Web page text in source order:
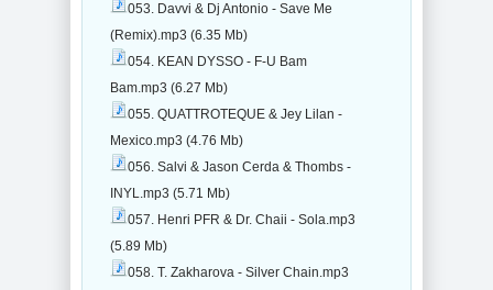
053. Davvi & Dj Antonio - Save Me
(Remix).mp3 (6.35 Mb)
054. KEAN DYSSO - F-U Bam
Bam.mp3 (6.27 Mb)
055. QUATTROTEQUE & Jey Lilan -
Mexico.mp3 (4.76 Mb)
056. Salvi & Jason Cerda & Thombs -
INYL.mp3 (5.71 Mb)
057. Henri PFR & Dr. Chaii - Sola.mp3
(5.89 Mb)
058. T. Zakharova - Silver Chain.mp3